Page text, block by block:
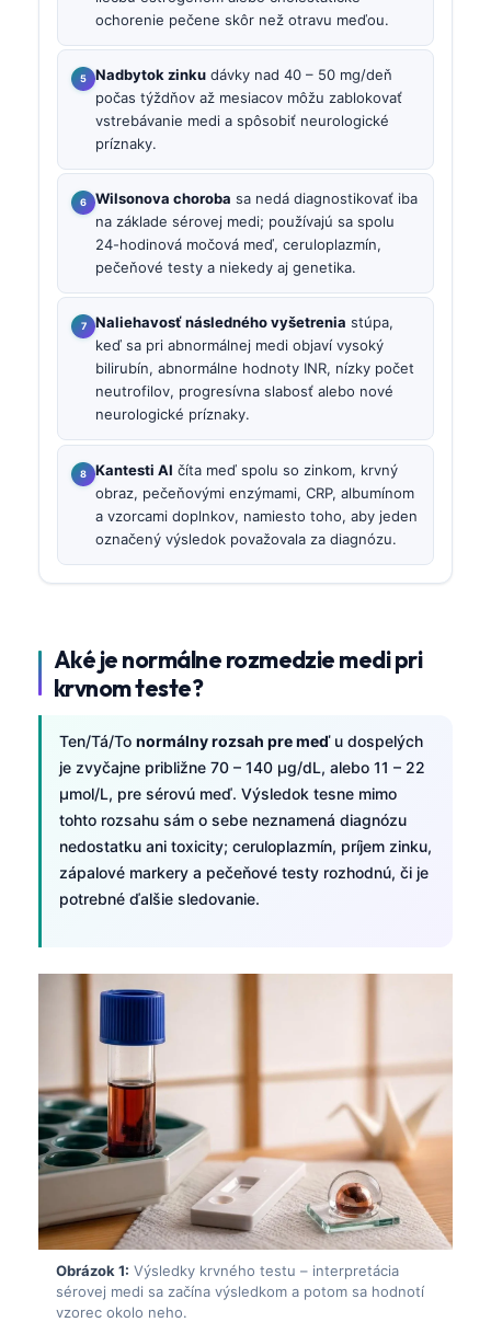
ochorenie pečene skôr než otravu meďou.
Nadbytok zinku dávky nad 40 – 50 mg/deň
počas týždňov až mesiacov môžu zablokovať
vstrebávanie medi a spôsobiť neurologické
príznaky.
Wilsonova choroba sa nedá diagnostikovať iba
na základe sérovej medi; používajú sa spolu
24-hodinová močová meď, ceruloplazmín,
pečeňové testy a niekedy aj genetika.
Naliehavosť následného vyšetrenia stúpa,
keď sa pri abnormálnej medi objaví vysoký
bilirubín, abnormálne hodnoty INR, nízky počet
neutrofilov, progresívna slabosť alebo nové
neurologické príznaky.
Kantesti AI číta meď spolu so zinkom, krvný
obraz, pečeňovými enzýmami, CRP, albumínom
a vzorcami doplnkov, namiesto toho, aby jeden
označený výsledok považovala za diagnózu.
Aké je normálne rozmedzie medi pri
krvnom teste?
Ten/Tá/To normálny rozsah pre meďu dospelých
je zvyčajne približne 70 – 140 µg/dL, alebo 11 – 22
µmol/L, pre sérovú meď. Výsledok tesne mimo
tohto rozsahu sám o sebe neznamená diagnózu
nedostatku ani toxicity; ceruloplazmín, príjem zinku,
zápalové markery a pečeňové testy rozhodnú, či je
potrebné ďalšie sledovanie.
Obrázok 1: Výsledky krvného testu – interpretácia
sérovej medi sa začína výsledkom a potom sa hodnotí
vzorec okolo neho.